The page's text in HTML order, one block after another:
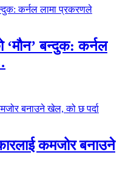
‘मौन’ बन्दुक: कर्नल
कमजोर बनाउने